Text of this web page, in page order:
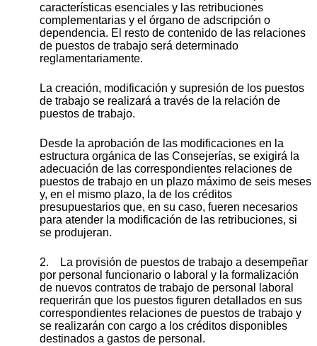
características esenciales y las retribuciones
complementarias y el órgano de adscripción o
dependencia. El resto de contenido de las relaciones
de puestos de trabajo será determinado
reglamentariamente.
La creación, modificación y supresión de los puestos
de trabajo se realizará a través de la relación de
puestos de trabajo.
Desde la aprobación de las modificaciones en la
estructura orgánica de las Consejerías, se exigirá la
adecuación de las correspondientes relaciones de
puestos de trabajo en un plazo máximo de seis meses
y, en el mismo plazo, la de los créditos
presupuestarios que, en su caso, fueren necesarios
para atender la modificación de las retribuciones, si
se produjeran.
2. La provisión de puestos de trabajo a desempeñar
por personal funcionario o laboral y la formalización
de nuevos contratos de trabajo de personal laboral
requerirán que los puestos figuren detallados en sus
correspondientes relaciones de puestos de trabajo y
se realizarán con cargo a los créditos disponibles
destinados a gastos de personal.